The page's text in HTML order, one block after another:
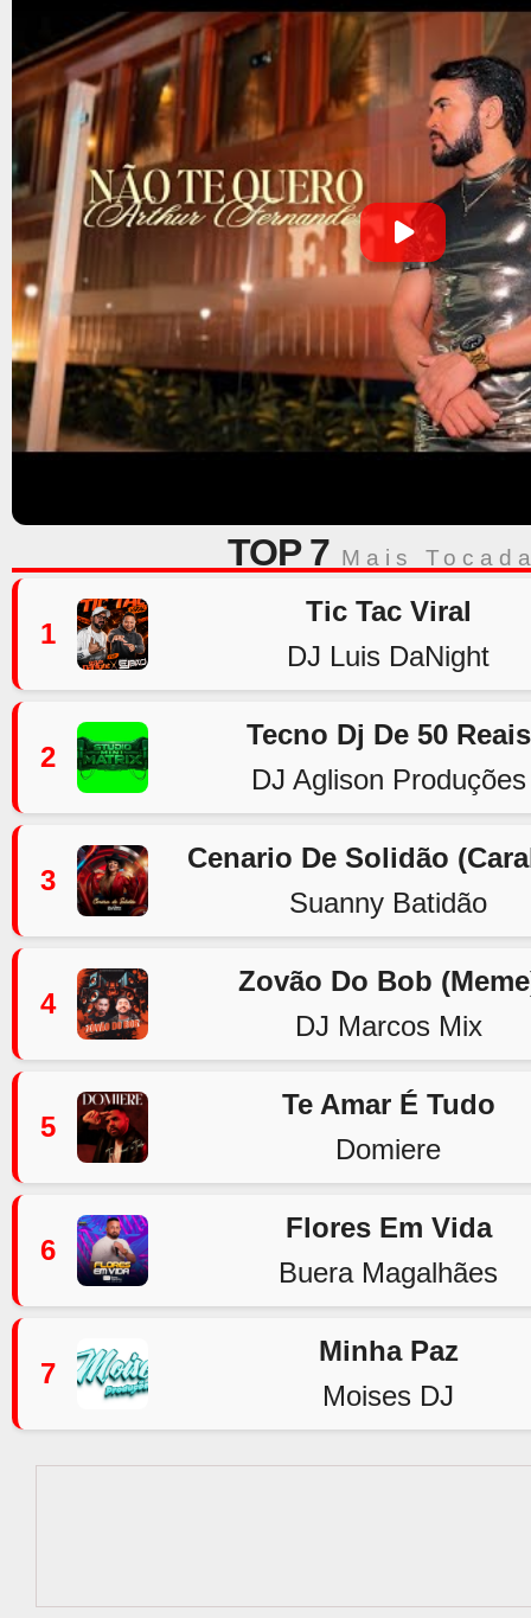
TOP 7 Mais
1
Tic Tac Viral
DJ Luis DaNight
2
Tecno Dj De 50 Reais
DJ Aglison Produções
3
Cenario De Solidão
Suanny Batidão
4
Zovão Do Bob
DJ Marcos Mix
5
Te Amar É Tudo
Domiere
6
Flores Em Vida
Buera Magalhães
7
Minha Paz
Moises DJ